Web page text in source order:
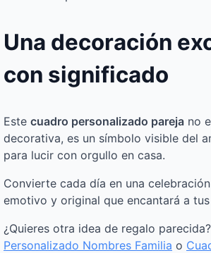
Una decoración
con significado
Este cuadro personalizado pareja no
decorativa, es un símbolo visible del
para lucir con orgullo en casa.
Convierte cada día en una
emotivo y original que encantará a
¿Quieres otra idea de regalo
Personalizado Nombres Familia o